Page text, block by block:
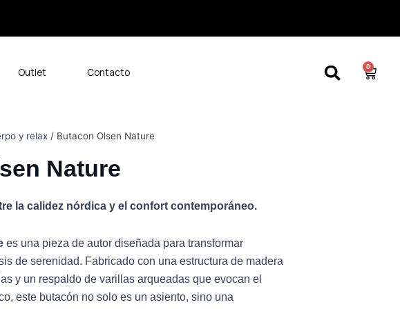
Outlet Contacto
0
Cart
y relax / Butacon Olsen Nature
Nature
la calidez nórdica y el confort contemporáneo.
es una pieza de autor diseñada para transformar
de serenidad. Fabricado con una estructura de madera
y un respaldo de varillas arqueadas que evocan el
este butacón no solo es un asiento, sino una